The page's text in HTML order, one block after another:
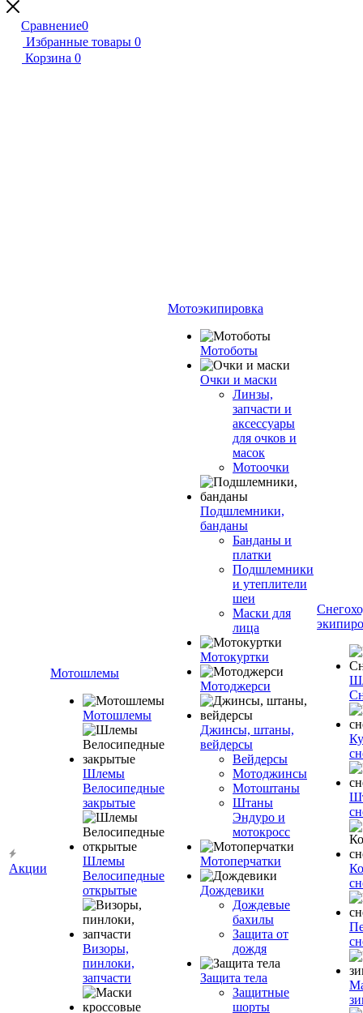
Сравнение0
Избранные товары 0
Корзина 0
Акции
Мотошлемы
Мотошлемы
Шлемы
Велосипедные
закрытые
Шлемы
Велосипедные
открытые
Визоры,
пинлоки,
запчасти
Мотоэкипировка
Мотоботы
Очки и маски
Линзы,
запчасти и
аксессуары
для очков и
масок
Мотоочки
Подшлемники,
банданы
Банданы и
платки
Подшлемники
и утеплители
шеи
Маски для
лица
Мотокуртки
Мотоджерси
Джинсы, штаны,
вейдерсы
Вейдерсы
Мотоджинсы
Мотоштаны
Штаны
Эндуро и
мотокросс
Мотоперчатки
Дождевики
Дождевые
бахилы
Защита от
дождя
Защита тела
Защитные
шорты